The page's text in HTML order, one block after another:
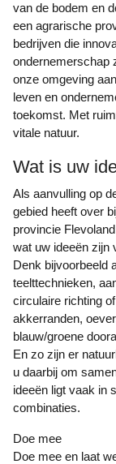
van de bodem en
een agrarische
bedrijven die
ondernemerschap
onze omgeving
leven en
toekomst. Met
vitale natuur.
Wat is uw
Als aanvulling op de gesprekken die de provincie nu al in het
gebied heeft over
provincie
wat uw ideeën zijn
Denk bijvoorbeeld
teelttechnieken,
circulaire richting
akkerranden,
blauw/groene
En zo zijn er
u daarbij om
ideeën ligt vaak in
combinaties.
Doe mee
Doe mee en laat